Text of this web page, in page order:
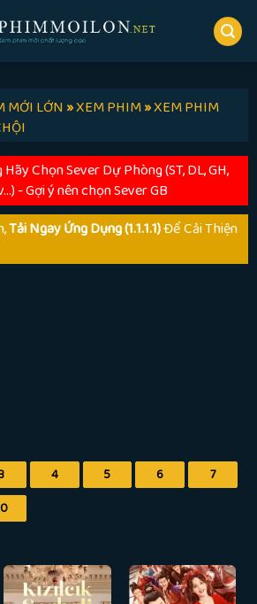
MỚI LỚN»XEM PHIM»XEM PHIM
Chọn Sever Dự Phòng (ST, DL, GH,
- Gợi ý nên chọn Sever GB
Tải Ngay Ứng Dụng (1.1.1.1)Để Cải Thiện
4 5 6
7